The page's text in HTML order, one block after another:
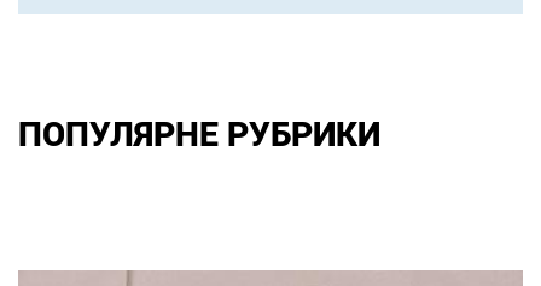
ПОПУЛЯРНЕ РУБРИКИ